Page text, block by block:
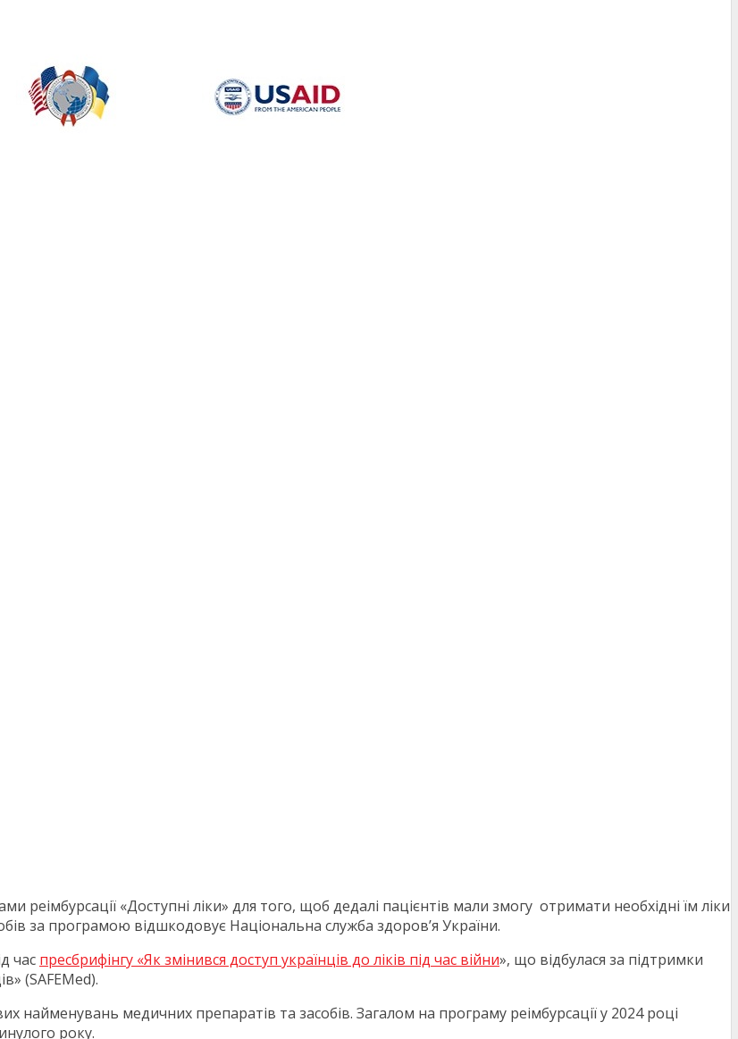
«Доступні ліки» для того, щоб дедалі пацієнтів мали змогу отримати необхідні їм ліки
за програмою відшкодовує Національна служба здоров’я України.
час пресбрифінгу «Як змінився доступ українців до ліків під час війни», що відбулася за підтримки
(SAFEMed).
медичних препаратів та засобів. Загалом на програму реімбурсації у 2024 році
року.